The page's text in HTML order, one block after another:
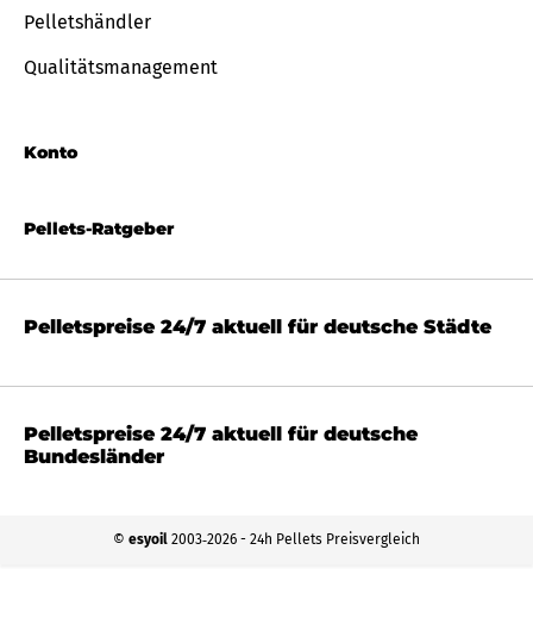
Pellets-Ratgeber
Pelletshändler
Qualitätsmanagement
Konto
Pelletspreise 24/7 aktuell für deutsche Städte
Pelletspreise 24/7 aktuell für deutsche
Bundesländer
© esyoil 2003‐2026 - 24h Pellets Preisvergleich